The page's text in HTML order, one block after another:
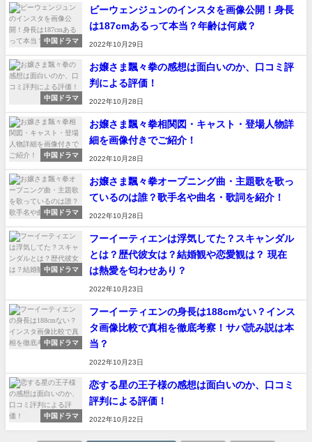
中国ドラマ
ビーウェンジュンのインスタを画像公開！身長
は187cmあるって本当？年齢は何歳？
2022年10月29日
中国ドラマ
お嬢さま飄々拳の感想は面白いのか、口コミ評
判による評価！
2022年10月28日
中国ドラマ
お嬢さま飄々拳相関図・キャスト・登場人物詳
細を画像付きでご紹介！
2022年10月28日
中国ドラマ
お嬢さま飄々拳オープニング曲・主題歌を歌っ
ているのは誰？歌手名や曲名・歌詞を紹介！
2022年10月28日
中国ドラマ
フーイーティエンは浮気してた？スキャンダル
とは？歴代彼女は？結婚観や恋愛観は？ 現在
は熱愛を匂わせあり？
2022年10月23日
中国ドラマ
フーイーティエンの身長は188cmない？インス
タ画像比較で真相を徹底考察！サバ読み説は本
当？
2022年10月23日
中国ドラマ
恋する星の王子様の感想は面白いのか、口コミ
評判による評価！
2022年10月22日